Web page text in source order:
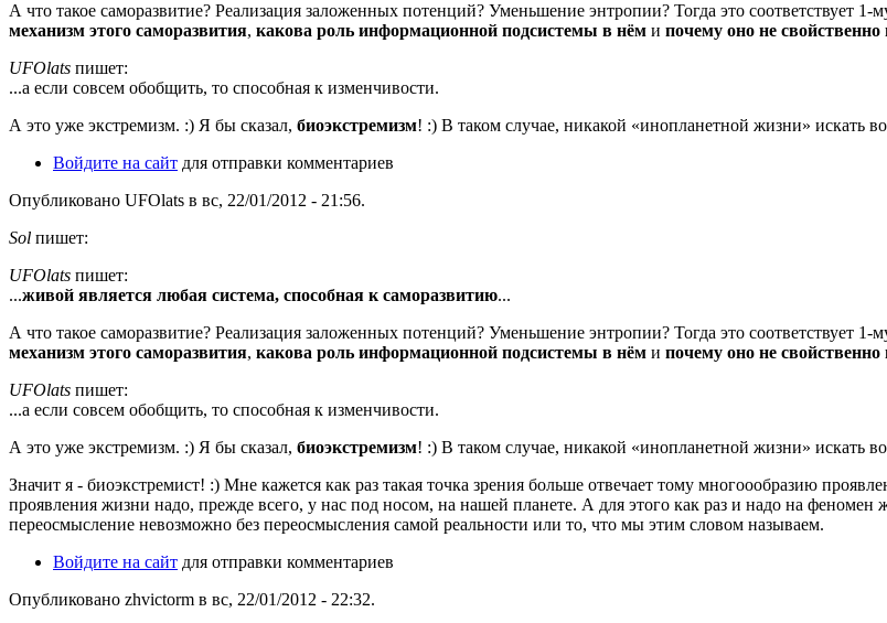
А что такое саморазвитие? Реализация заложенных потенций? Уменьшение энтропии? Тогда это соответствует 1-
механизм этого саморазвития, какова роль информационной подсистемы в нём и почему оно не
UFOlats пишет:
...а если совсем обобщить, то способная к изменчивости.
А это уже экстремизм. :) Я бы сказал, биоэкстремизм! :) В таком случае, никакой «инопланетной жизни» искать
Войдите на сайт для отправки комментариев
Опубликовано UFOlats в вс, 22/01/2012 - 21:56.
Sol пишет:
UFOlats пишет:
...живой является любая система, способная к саморазвитию...
А что такое саморазвитие? Реализация заложенных потенций? Уменьшение энтропии? Тогда это соответствует 1-
механизм этого саморазвития, какова роль информационной подсистемы в нём и почему оно не
UFOlats пишет:
...а если совсем обобщить, то способная к изменчивости.
А это уже экстремизм. :) Я бы сказал, биоэкстремизм! :) В таком случае, никакой «инопланетной жизни» искать
Значит я - биоэкстремист! :) Мне кажется как раз такая точка зрения больше отвечает тому многоообразию
проявления жизни надо, прежде всего, у нас под носом, на нашей планете. А для этого как раз и надо на
переосмысление невозможно без переосмысления самой реальности или то, что мы этим словом называем.
Войдите на сайт для отправки комментариев
Опубликовано zhvictorm в вс, 22/01/2012 - 22:32.